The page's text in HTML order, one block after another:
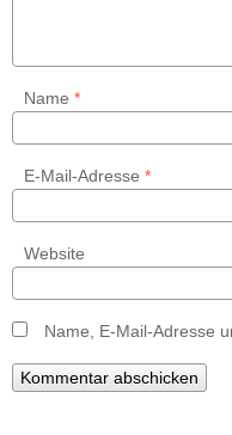
Name *
E-Mail-Adresse *
Website
Name, E-Mail-Adresse